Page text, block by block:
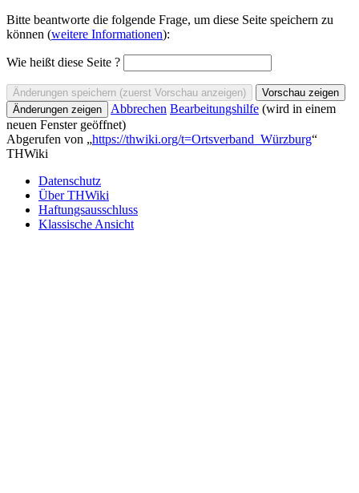
Bitte beantworte die folgende Frage, um diese Seite speichern zu
können (weitere Informationen):
Wie heißt diese Seite ?
Abbrechen Bearbeitungshilfe (wird in einem
neuen Fenster geöffnet)
Abgerufen von „https://thwiki.org/t=Ortsverband_Würzburg“
THWiki
Datenschutz
Über THWiki
Haftungsausschluss
Klassische Ansicht